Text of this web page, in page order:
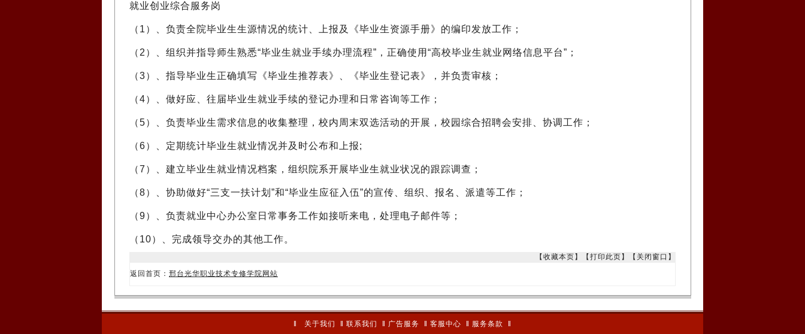
就业创业综合服务岗
（1）、负责全院毕业生生源情况的统计、上报及《毕业生资源手册》的编印发放工作；
（2）、组织并指导师生熟悉“毕业生就业手续办理流程”，正确使用“高校毕业生就业网络信息平台”；
（3）、指导毕业生正确填写《毕业生推荐表》、《毕业生登记表》，并负责审核；
（4）、做好应、往届毕业生就业手续的登记办理和日常咨询等工作；
（5）、负责毕业生需求信息的收集整理，校内周末双选活动的开展，校园综合招聘会安排、协调工作；
（6）、定期统计毕业生就业情况并及时公布和上报;
（7）、建立毕业生就业情况档案，组织院系开展毕业生就业状况的跟踪调查；
（8）、协助做好“三支一扶计划”和“毕业生应征入伍”的宣传、组织、报名、派遣等工作；
（9）、负责就业中心办公室日常事务工作如接听来电，处理电子邮件等；
（10）、完成领导交办的其他工作。
【 收藏本页 】【 打印此页 】【 关闭窗口 】
返回首页： 邢台光华职业技术专修学院网站
关于我们 联系我们 广告服务 客服中心 服务条款